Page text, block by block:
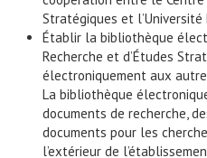
Stratégiques et l’Université
Établir la bibliothèque
Recherche et d’Études
électroniquement aux
La bibliothèque
documents de recherche,
documents pour les
l’extérieur de